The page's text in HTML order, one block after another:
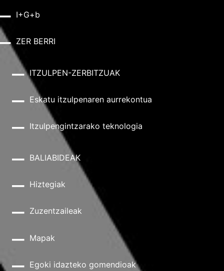
I+G+b
ZER BERRI
ITZULPEN-ZERBITZUAK
Eskatu itzulpenaren aurrekontua
Itzulpengintzarako teknologia
BALIABIDEAK
Hiztegiak
Zuzentzaileak
Mapak
Egoki idazteko gomendioak